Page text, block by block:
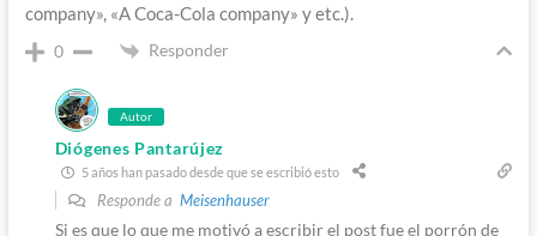
company», «A Coca-Cola company» y etc.).
0 Responder
Autor
Diógenes Pantarújez
5 años han pasado desde que se escribió esto
Responde a Meisenhauser
Si es que lo que me motivó a escribir el post fue el porrón de